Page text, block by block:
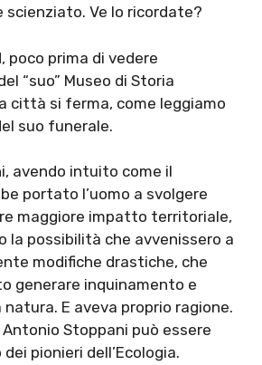
scienziato. Ve lo ricordate?
, poco prima di vedere
“suo” Museo di Storia
città si ferma, come leggiamo
suo funerale.
avendo intuito come il
portato l’uomo a svolgere
maggiore impatto territoriale,
la possibilità che avvenissero a
modifiche drastiche, che
generare inquinamento e
natura. E aveva proprio ragione.
Stoppani può essere
pionieri dell’Ecologia.